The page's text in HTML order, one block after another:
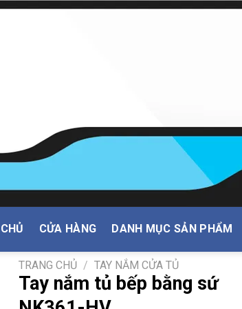
CỬA HÀNG DANH MỤC SẢN PHẨM
TRANG CHỦ / TAY NẮM CỬA TỦ
Tay nắm tủ bếp bằng sứ